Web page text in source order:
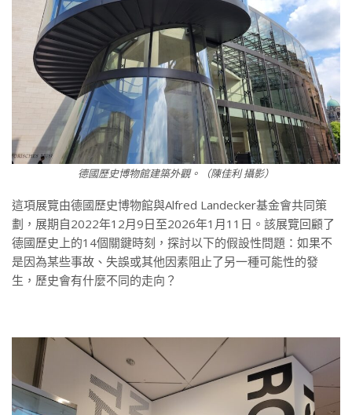
德國歷史博物館建築外觀。（陳佳利 攝影）
這項展覽由德國歷史博物館與Alfred Landecker基金會共同策
劃，展期自2022年12月9日至2026年1月11日。該展覽回顧了
德國歷史上的14個關鍵時刻，探討以下的假設性問題：如果不
是因為某些事故、失誤或其他因素阻止了另一種可能性的發
生，歷史會有什麼不同的走向？